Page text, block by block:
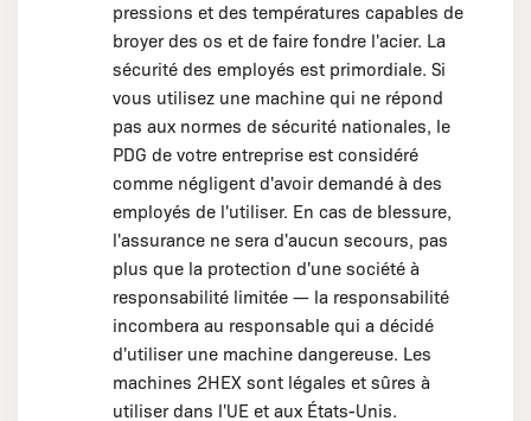
pressions et des températures capables de
broyer des os et de faire fondre l'acier. La
sécurité des employés est primordiale. Si
vous utilisez une machine qui ne répond
pas aux normes de sécurité nationales, le
PDG de votre entreprise est considéré
comme négligent d'avoir demandé à des
employés de l'utiliser. En cas de blessure,
l'assurance ne sera d'aucun secours, pas
plus que la protection d'une société à
responsabilité limitée — la responsabilité
incombera au responsable qui a décidé
d'utiliser une machine dangereuse. Les
machines 2HEX sont légales et sûres à
utiliser dans l'UE et aux États-Unis.